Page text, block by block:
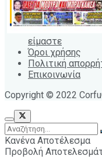
είμαστε
Όροι χρήσης
Πολιτική
Επικοινωνία
Copyright © 2022
Κανένα Αποτέλεσμα
Προβολή